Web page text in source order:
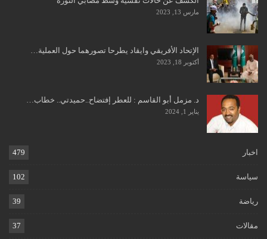
مارس 13, 2023
الإتحاد الأفريقي وايقاد يطرحا تصورهما حول العملية…
أكتوبر 18, 2023
د. مزمل أبو القاسم : للعطر إفتضاح..حميدتي.. خطاب…
يناير 1, 2024
اخبار 479
سياسة 102
رياضة 39
مقالات 37